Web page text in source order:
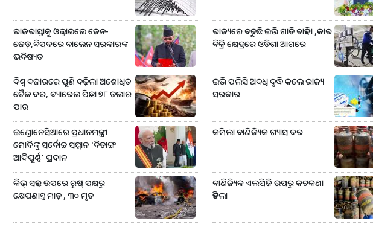
ରାଜରାସ୍ତାକୁ ଓଲ୍ଲାଇଲେ ଜେନ-
ଜେଡ଼,ବିପଦରେ ବାଲେନ ସରକାରଙ୍କ
ଭବିଷ୍ୟତ
ବିଶ୍ୱ ବଜାରରେ ପୁଣି ବଢ଼ିଲା ଅଶୋଧିତ
ତୈଳ ଦର, ବ୍ୟାରେଲ ପିଛା ୭୮ ଡଲାର
ପାର
ଇଣ୍ଡୋନେସିଆରେ ପ୍ରଧାନମନ୍ତ୍ରୀ
ମୋଦିଙ୍କୁ ସର୍ବୋଚ୍ଚ ସମ୍ମାନ 'ବିତାଙ୍ଗ
ଆଦିପୁର୍ଣ୍ଣ' ପ୍ରଦାନ
କିଭ୍‌ ସହର ଉପରେ ରୁଷ୍‌ ପକ୍ଷରୁ
କ୍ଷେପଣାସ୍ତ୍ର ମାଡ଼ , ୩୦ ମୃତ
ରାଜ୍ୟରେ ବଢୁଛି ଇଭି ଗାଡି ଚାହିଦା ,କାର
ବିକ୍ରି କ୍ଷେତ୍ରରେ ଓଡିଶା ଆଗରେ
ଇଭି ପଲିସି ଅବଧି ବୃଦ୍ଧି କଲେ ରାଜ୍ୟ
ସରକାର
କମିଲା ବାଣିଜ୍ୟିକ ଗ୍ୟାସ ଦର
ବାଣିଜ୍ୟିକ ଏଲପିଜି ଉପରୁ କଟକଣା
ହଟିଲା